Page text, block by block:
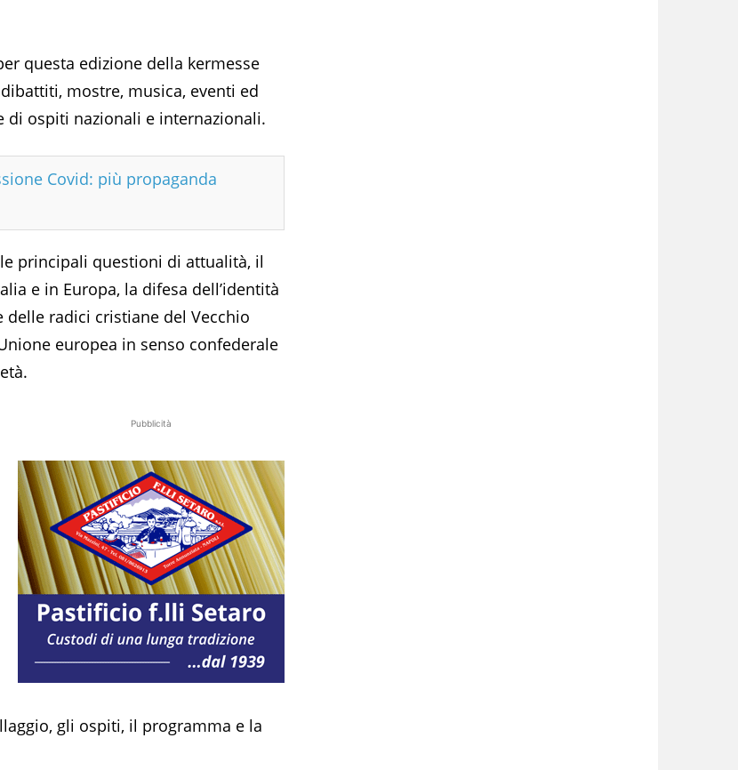
questa edizione della kermesse
mostre, musica, eventi ed
ospiti nazionali e internazionali.
Covid: più propaganda
principali questioni di attualità, il
e in Europa, la difesa dell’identità
radici cristiane del Vecchio
europea in senso confederale
Pubblicità
gli ospiti, il programma e la